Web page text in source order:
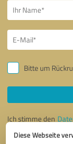
Diese Webseite
Bitte um
Ich stimme den